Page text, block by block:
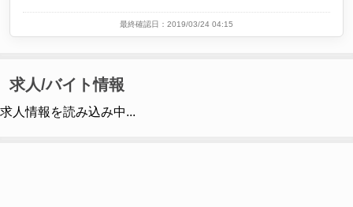
最終確認日：2019/03/24 04:15
求人/バイト情報
求人情報を読み込み中...